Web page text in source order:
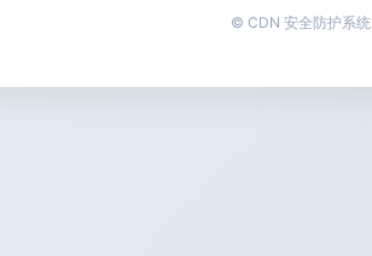
© CDN 安全防护系统